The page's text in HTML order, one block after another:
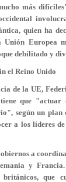
más
quien ha
Unión Europea
debilitado y
el Reino Unido
de la UE,
que "actuar
según un
a los líderes
a
y
que